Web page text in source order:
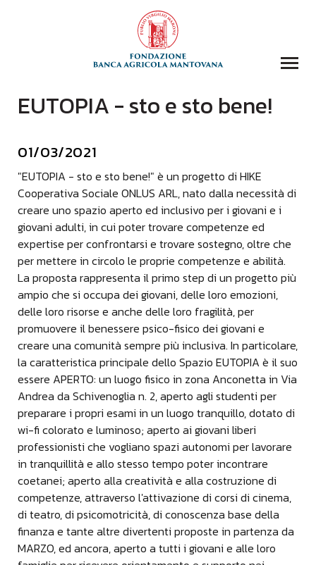
COLLEZIONI
FONDAZIONE
EVENTI E STORIE
DOMANDA CONTRIBUTI
COMUNICAZIONE
DONAZIONI
CONTATTI
CERCA
EUTOPIA - sto e sto bene!
01/03/2021
"EUTOPIA - sto e sto bene!" è un progetto di HIKE
Cooperativa Sociale ONLUS ARL, nato dalla necessità di
creare uno spazio aperto ed inclusivo per i giovani e i
giovani adulti, in cui poter trovare competenze ed
expertise per confrontarsi e trovare sostegno, oltre che
per mettere in circolo le proprie competenze e abilità.
La proposta rappresenta il primo step di un progetto più
ampio che si occupa dei giovani, delle loro emozioni,
delle loro risorse e anche delle loro fragilità, per
promuovere il benessere psico-fisico dei giovani e
creare una comunità sempre più inclusiva. In particolare,
la caratteristica principale dello Spazio EUTOPIA è il suo
essere APERTO: un luogo fisico in zona Anconetta in Via
Andrea da Schivenoglia n. 2, aperto agli studenti per
preparare i propri esami in un luogo tranquillo, dotato di
wi-fi colorato e luminoso; aperto ai giovani liberi
professionisti che vogliano spazi autonomi per lavorare
in tranquillità e allo stesso tempo poter incontrare
coetanei; aperto alla creatività e alla costruzione di
competenze, attraverso l'attivazione di corsi di cinema,
di teatro, di psicomotricità, di conoscenza base della
finanza e tante altre divertenti proposte in partenza da
MARZO, ed ancora, aperto a tutti i giovani e alle loro